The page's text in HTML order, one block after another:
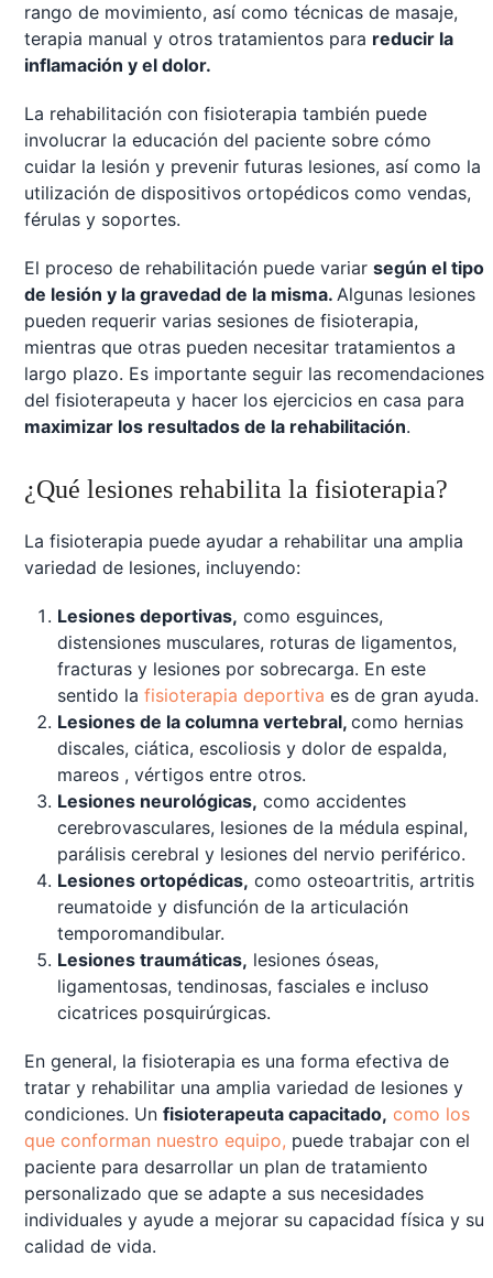
rango de movimiento, así como técnicas de masaje,
terapia manual y otros tratamientos para reducir la
inflamación y el dolor.
La rehabilitación con fisioterapia también puede
involucrar la educación del paciente sobre cómo
cuidar la lesión y prevenir futuras lesiones, así como la
utilización de dispositivos ortopédicos como vendas,
férulas y soportes.
El proceso de rehabilitación puede variarsegún el tipo
de lesión y la gravedad de la misma.Algunas lesiones
pueden requerir varias sesiones de fisioterapia,
mientras que otras pueden necesitar tratamientos a
largo plazo. Es importante seguir las recomendaciones
del fisioterapeuta y hacer los ejercicios en casa para
maximizar los resultados de la rehabilitación.
¿Qué lesiones rehabilita la fisioterapia?
La fisioterapia puede ayudar a rehabilitar una amplia
variedad de lesiones, incluyendo:
Lesiones deportivas, como esguinces,
distensiones musculares, roturas de ligamentos,
fracturas y lesiones por sobrecarga. En este
sentido lafisioterapia deportiva es de gran ayuda.
Lesiones de la columna vertebral,como hernias
discales, ciática, escoliosis y dolor de espalda,
mareos , vértigos entre otros.
Lesiones neurológicas, como accidentes
cerebrovasculares, lesiones de la médula espinal,
parálisis cerebral y lesiones del nervio periférico.
Lesiones ortopédicas, como osteoartritis, artritis
reumatoide y disfunción de la articulación
temporomandibular.
Lesiones traumáticas, lesiones óseas,
ligamentosas, tendinosas, fasciales e incluso
cicatrices posquirúrgicas.
En general, la fisioterapia es una forma efectiva de
tratar y rehabilitar una amplia variedad de lesiones y
condiciones. Unfisioterapeuta capacitado, como los
que conforman nuestro equipo, puede trabajar con el
paciente para desarrollar un plan de tratamiento
personalizado que se adapte a sus necesidades
individuales y ayude a mejorar su capacidad física y su
calidad de vida.